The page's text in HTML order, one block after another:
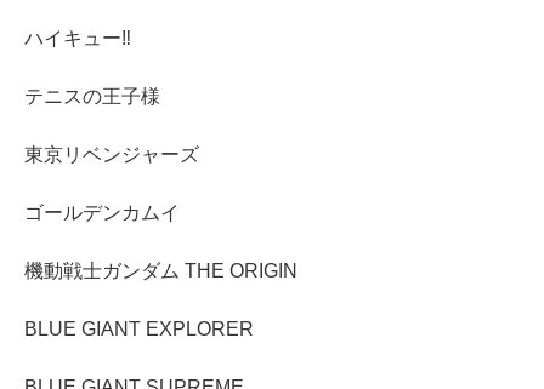
ハイキュー‼︎
テニスの王子様
東京リベンジャーズ
ゴールデンカムイ
機動戦士ガンダム THE ORIGIN
BLUE GIANT EXPLORER